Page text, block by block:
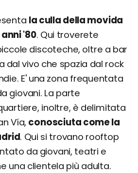
la culla della movida
'80. Qui troverete
discoteche, oltre a bar
dal vivo che spazia dal rock
E' una zona frequentata
giovani. La parte
inoltre, è delimitata
Vía, conosciuta come la
. Qui si trovano rooftop
da giovani, teatri e
una clientela più adulta.